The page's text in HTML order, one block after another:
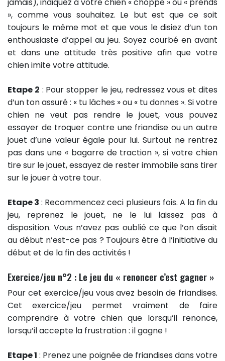
jamais), indiquez à votre chien « choppe » ou « prends
», comme vous souhaitez. Le but est que ce soit
toujours le même mot et que vous le disiez d’un ton
enthousiaste d’appel au jeu. Soyez courbé en avant
et dans une attitude très positive afin que votre
chien imite votre attitude.
Etape 2 : Pour stopper le jeu, redressez vous et dites
d’un ton assuré : « tu lâches » ou « tu donnes ». Si votre
chien ne veut pas rendre le jouet, vous pouvez
essayer de troquer contre une friandise ou un autre
jouet d’une valeur égale pour lui. Surtout ne rentrez
pas dans une « bagarre de traction », si votre chien
tire sur le jouet, essayez de rester immobile sans tirer
sur le jouer à votre tour.
Etape 3 : Recommencez ceci plusieurs fois. A la fin du
jeu, reprenez le jouet, ne le lui laissez pas à
disposition. Vous n’avez pas oublié ce que l’on disait
au début n’est-ce pas ? Toujours être à l’initiative du
début et de la fin des activités !
Exercice/jeu n°2 : Le jeu du « renoncer c’est gagner »
Pour cet exercice/jeu vous avez besoin de friandises.
Cet exercice/jeu permet vraiment de faire
comprendre à votre chien que lorsqu’il renonce,
lorsqu’il accepte la frustration : il gagne !
Etape 1 : Prenez une poignée de friandises dans votre